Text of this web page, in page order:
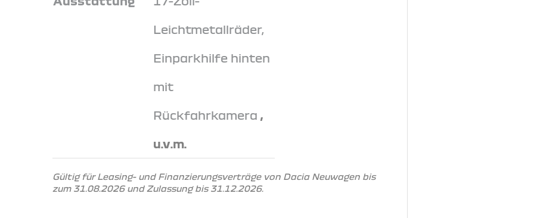
Leichtmetallräder,
Einparkhilfe hinten
mit
Rückfahrkamera ,
u.v.m.
Gültig für Leasing- und Finanzierungsverträge von Dacia Neuwagen bis
zum 31.08.2026 und Zulassung bis 31.12.2026.